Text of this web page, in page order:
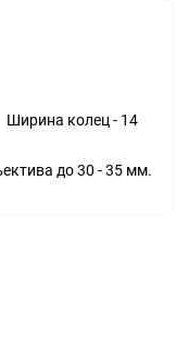
колец - 14
до 30 - 35 мм.